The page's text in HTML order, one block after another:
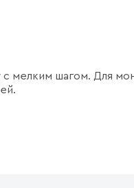
мелким шагом. Для